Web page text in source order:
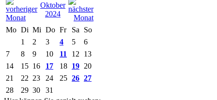
Oktober
2024
Mo Di Mi Do Fr Sa
So
1
2 3 4 5
6
7
8 9 10 11 12
13
14
15 16 17 18 19 20
21
22 23 24 25 26 27
28
29 30
31